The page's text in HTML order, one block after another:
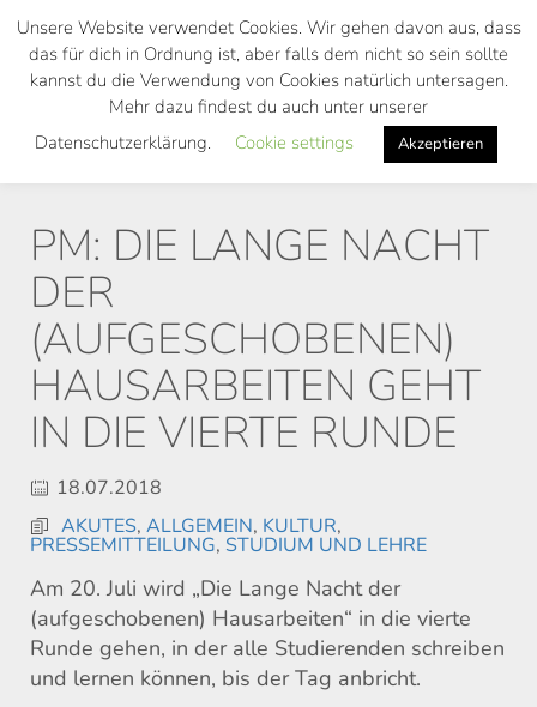
Skip
main
PM: DIE LANGE NACHT
DER
(AUFGESCHOBENEN)
HAUSARBEITEN GEHT
IN DIE VIERTE RUNDE
18.07.2018
AKUTES, ALLGEMEIN, KULTUR,
PRESSEMITTEILUNG, STUDIUM UND LEHRE
Am 20. Juli wird „Die Lange Nacht der
(aufgeschobenen) Hausarbeiten“ in die vierte
Runde gehen, in der alle Studierenden schreiben
und lernen können, bis der Tag anbricht.
Unsere Website verwendet Cookies. Wir gehen davon aus, dass
das für dich in Ordnung ist, aber falls dem nicht so sein sollte
kannst du die Verwendung von Cookies natürlich untersagen.
Mehr dazu findest du auch unter unserer
Datenschutzerklärung.
Cookie settings Akzeptieren